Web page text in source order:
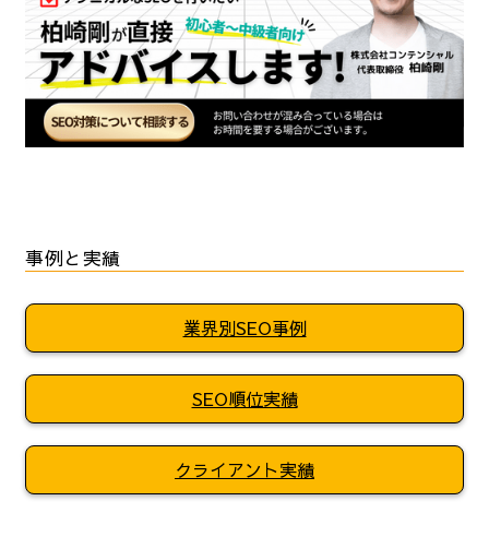
事例と実績
業界別SEO事例
SEO順位実績
クライアント実績